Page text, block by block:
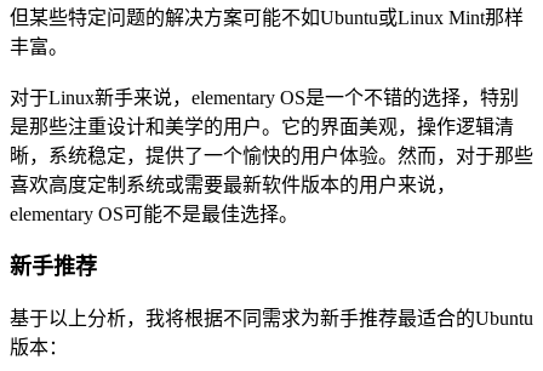
但某些特定问题的解决方案可能不如Ubuntu或Linux Mint那样
丰富。
对于Linux新手来说，elementary OS是一个不错的选择，特别
是那些注重设计和美学的用户。它的界面美观，操作逻辑清
晰，系统稳定，提供了一个愉快的用户体验。然而，对于那些
喜欢高度定制系统或需要最新软件版本的用户来说，
elementary OS可能不是最佳选择。
新手推荐
基于以上分析，我将根据不同需求为新手推荐最适合的Ubuntu
版本：